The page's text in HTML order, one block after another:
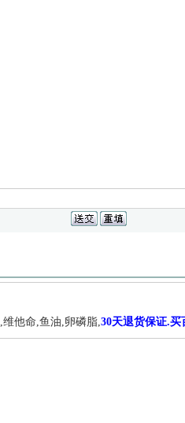
维他命,鱼油,卵磷脂,30天退货保证.买